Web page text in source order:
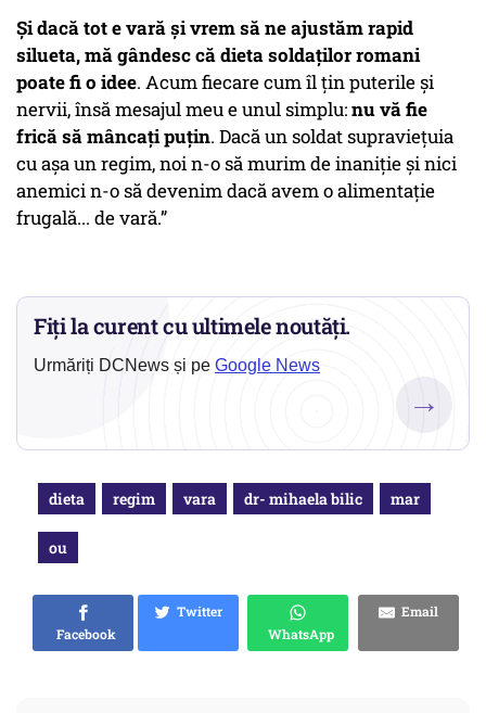
Și dacă tot e vară și vrem să ne ajustăm rapid
silueta, mă gândesc că dieta soldaților romani
poate fi o idee. Acum fiecare cum îl țin puterile și
nervii, însă mesajul meu e unul simplu:nu vă fie
frică să mâncați puțin. Dacă un soldat supraviețuia
cu așa un regim, noi n-o să murim de inaniție și nici
anemici n-o să devenim dacă avem o alimentație
frugală... de vară.”
Fiți la curent cu ultimele noutăți.
Urmăriți DCNews și pe Google News
→
dieta regim vara dr- mihaela bilic mar
ou
Facebook
Twitter
WhatsApp
Email